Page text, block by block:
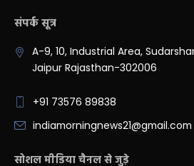
संपर्क सूत्र
A-9, 10, Industrial Area,
Jaipur Rajasthan-302006
+91 73576 89838
indiamorningnews21@gmail.com
सोशल मीडिया चैनल से जुड़े